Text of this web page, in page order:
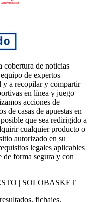
cobertura de noticias
de expertos
y a recopilar y compartir
en línea y juego
acciones de
de casas de apuestas en
que sea redirigido a
cualquier producto o
autorizado en su
legales aplicables
de forma segura y con
| SOLOBASKET
fichajes,